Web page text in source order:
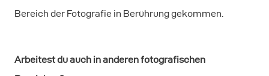
Bereich der Fotografie in Berührung gekommen.
Arbeitest du auch in anderen fotografischen